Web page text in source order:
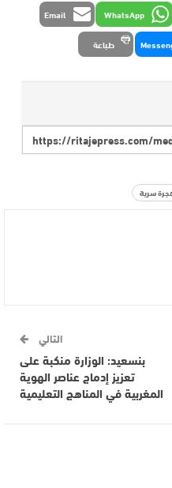
WhatsApp
Email
طباعة
سرية
التالي
بنسعيد: الوزارة منكبة على
تعزيز إدماج عناصر الهوية
المغربية في المناهج التعليمية